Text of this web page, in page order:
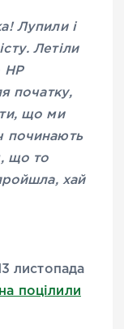
Лупили і
Летіли
НР
початку,
що ми
починають
що то
хай
листопада
поцілили